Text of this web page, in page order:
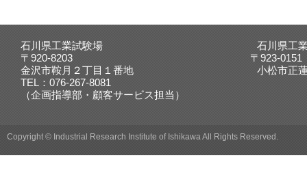
2025.04.01 ４月１日発行の技術ニュース を掲載しました。
2025.04.01 試験手数料等のオンライン決済
石川県工業試験場 石川県工業試験場九
〒920-8203 〒923-0151
金沢市鞍月２丁目１番地 小松市正蓮寺町
TEL：076-267-8081
（企画指導部・顧客サービス担当）
Copyright © Industrial Research Institute of Ishikawa All Rights Reserved.